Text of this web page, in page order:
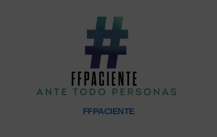
FFPACIENTE